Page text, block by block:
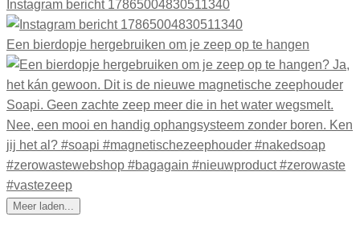
Instagram bericht 17865004830511340
Een bierdopje hergebruiken om je zeep op te hangen
Meer laden...